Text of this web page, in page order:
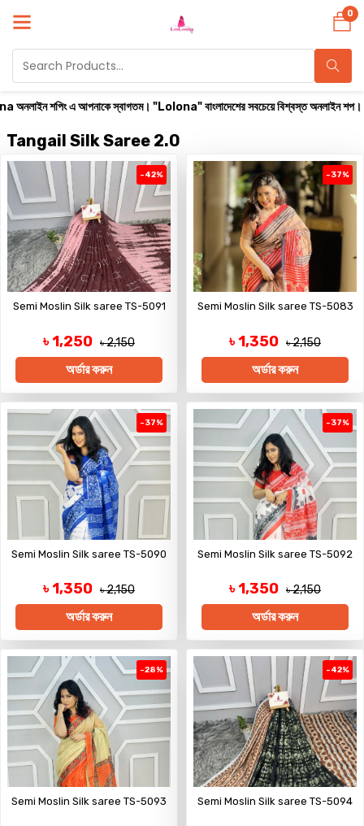
শপিং এ আপনাকে স্বাগতম। "Lolona" বাংলাদেশের সবচেয়ে বিশ্বস্ত অনলাইন শপ। সারা
0
Tangail Silk Saree 2.0
-42%
Semi Moslin Silk saree TS-5091
৳ 1,250 ৳ 2,150
অর্ডার করুন
-37%
Semi Moslin Silk saree TS-5083
৳ 1,350 ৳ 2,150
অর্ডার করুন
-37%
Semi Moslin Silk saree TS-5090
৳ 1,350 ৳ 2,150
অর্ডার করুন
-37%
Semi Moslin Silk saree TS-5092
৳ 1,350 ৳ 2,150
অর্ডার করুন
-28%
Semi Moslin Silk saree TS-5093
-42%
Semi Moslin Silk saree TS-5094